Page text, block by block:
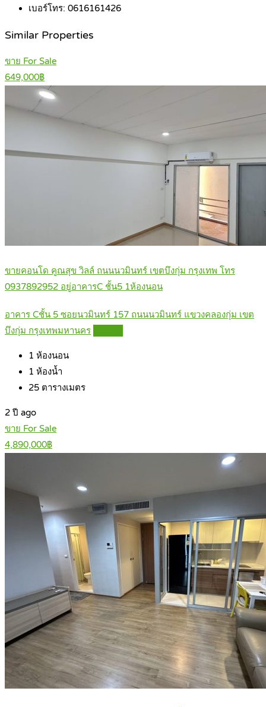
เบอร์โทร: 0616161426
Similar Properties
ขาย For Sale
649,000฿
ขายคอนโด คูณสุข วิลล์ ถนนนวมินทร์ เขตบึงกุ่ม กรุงเทพ โทร
0937892952 อยู่อาคารC ชั้น5 1ห้องนอน
อาคาร Cชั้น 5 ซอยนวมินทร์ 157 ถนนนวมินทร์ แขวงคลองกุ่ม เขต
บึงกุ่ม กรุงเทพมหานคร
1 ห้องนอน
1 ห้องน้ำ
25 ตารางเมตร
2 ปี ago
ขาย For Sale
4,890,000฿